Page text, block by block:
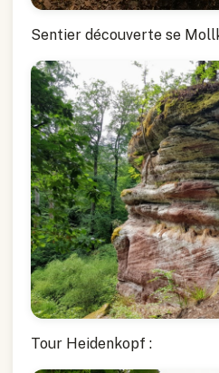
Sentier découverte se
Tour Heidenkopf :